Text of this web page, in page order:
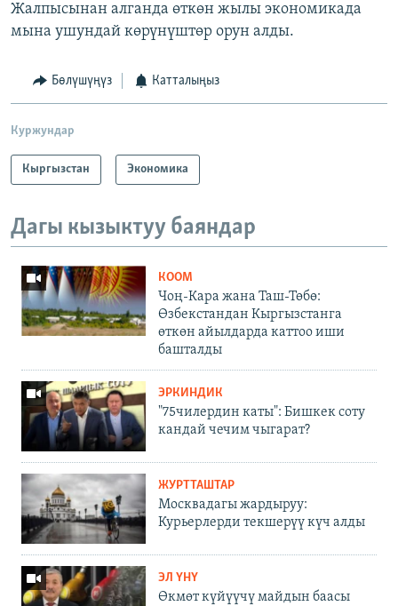
Жалпысынан алганда өткөн жылы экономикада
мына ушундай көрүнүштөр орун алды.
Бөлүшүңүз Катталыңыз
Куржундар
Кыргызстан Экономика
Дагы кызыктуу баяндар
КООМ
Чоң-Кара жана Таш-Төбө:
Өзбекстандан Кыргызстанга
өткөн айылдарда каттоо иши
башталды
ЭРКИНДИК
"75чилердин каты": Бишкек соту
кандай чечим чыгарат?
ЖУРТТАШТАР
Москвадагы жардыруу:
Курьерлерди текшерүү күч алды
ЭЛ ҮНҮ
Өкмөт күйүүчү майдын баасы